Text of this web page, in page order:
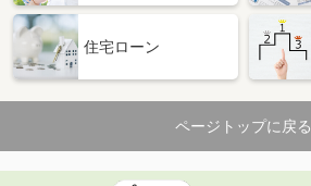
香川県高松市木太町
住 所
香川県高松市木
専有面積 50.12m²
間取り
2LDK
香川県善通寺市大麻町
住宅ローン
ページトップに戻る